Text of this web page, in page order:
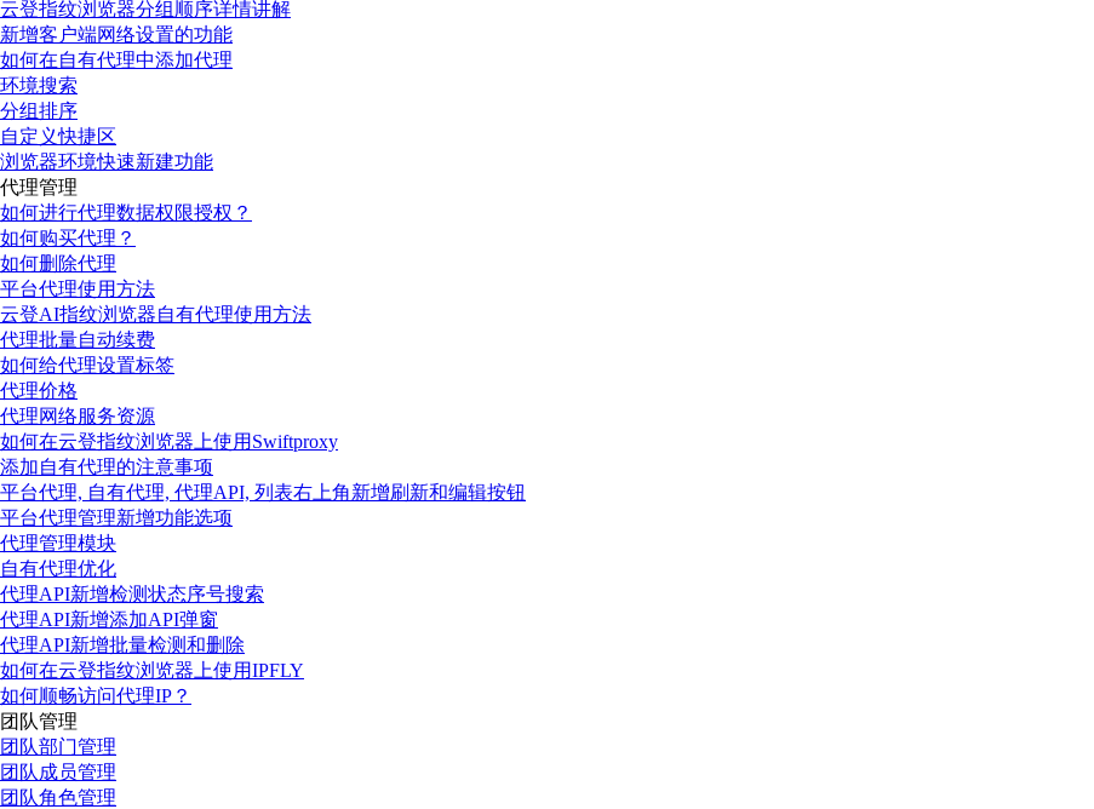
云登指纹浏览器分组顺序详情讲解
新增客户端网络设置的功能
如何在自有代理中添加代理
环境搜索
分组排序
自定义快捷区
浏览器环境快速新建功能
代理管理
如何进行代理数据权限授权？
如何购买代理？
如何删除代理
平台代理使用方法
云登AI指纹浏览器自有代理使用方法
代理批量自动续费
如何给代理设置标签
代理价格
代理网络服务资源
如何在云登指纹浏览器上使用Swiftproxy
添加自有代理的注意事项
平台代理, 自有代理, 代理API, 列表右上角新增刷新和编辑按钮
平台代理管理新增功能选项
代理管理模块
自有代理优化
代理API新增检测状态序号搜索
代理API新增添加API弹窗
代理API新增批量检测和删除
如何在云登指纹浏览器上使用IPFLY
如何顺畅访问代理IP？
团队管理
团队部门管理
团队成员管理
团队角色管理